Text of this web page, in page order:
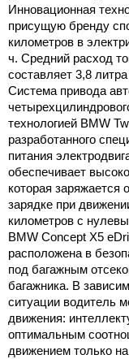
Инновационная
присущую бренду
километров в
ч. Средний расход
составляет 3,8
Система привода
технологией BMW
разработанного
питания
обеспечивает
которая заряжается
зарядке при
километров с
BMW Concept X5
расположена в
под багажным
багажника. В
ситуации водитель
движения:
оптимальным
движением только